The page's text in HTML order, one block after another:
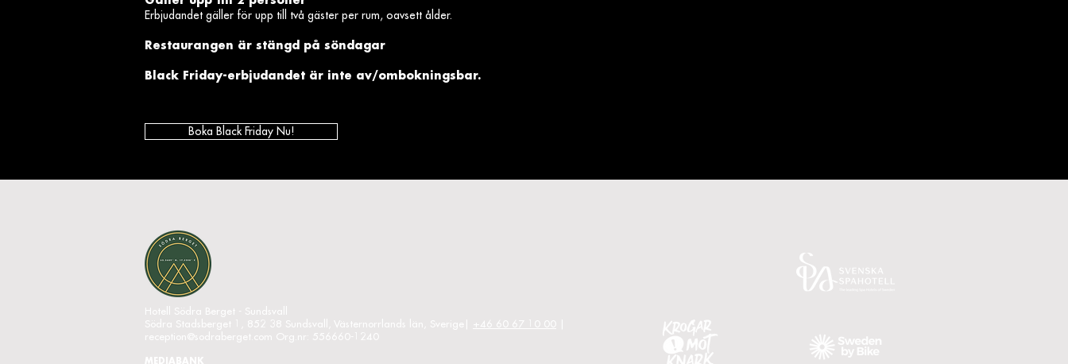
Erbjudandet gäller för upp till två gäster per rum, oavsett ålder.
Restaurangen är stängd på söndagar
Black Friday-erbjudandet är inte av/ombokningsbar.
Boka Black Friday Nu!
Hotell Södra Berget - Sundsvall
Södra Stadsberget 1, 852 38 Sundsvall, Västernorrlands län, Sverige|
+46 60 67 10 00
reception@sodraberget.com Org.nr: 556660-1240
MEDIABANK